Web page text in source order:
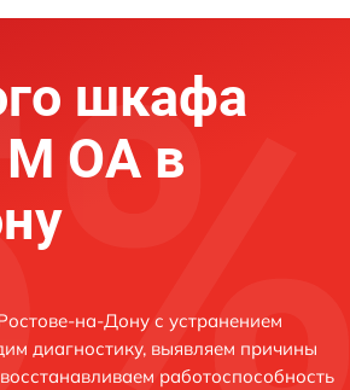
шкафа
OA в
на-Дону с устранением
диагностику, выявляем причины
работоспособность